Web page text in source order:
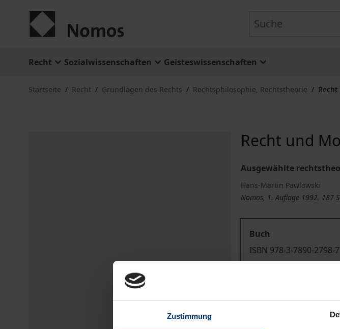
Zustimmung
Recht Sozialwissenschaften Geisteswissenschaften
Startseite / Recht / Grundlagen des Rechts / Rechtsphilosophie, Rechtstheorie /
Recht und
Ausgewählte
Hans-Martin Pawlowski
Nomos, 1. Auflage 1992, 187
Buch
ISBN 978-3-7890-2798-7